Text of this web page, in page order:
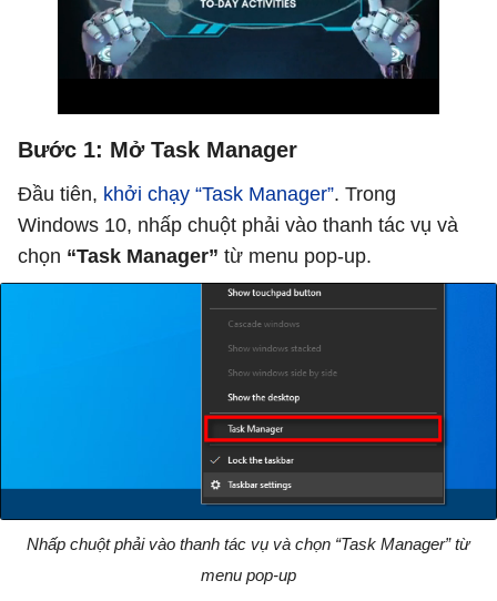
Bước 1: Mở Task Manager
Đầu tiên, khởi chạy “Task Manager”. Trong
Windows 10, nhấp chuột phải vào thanh tác vụ và
chọn “Task Manager” từ menu pop-up.
Nhấp chuột phải vào thanh tác vụ và chọn “Task Manager” từ
menu pop-up